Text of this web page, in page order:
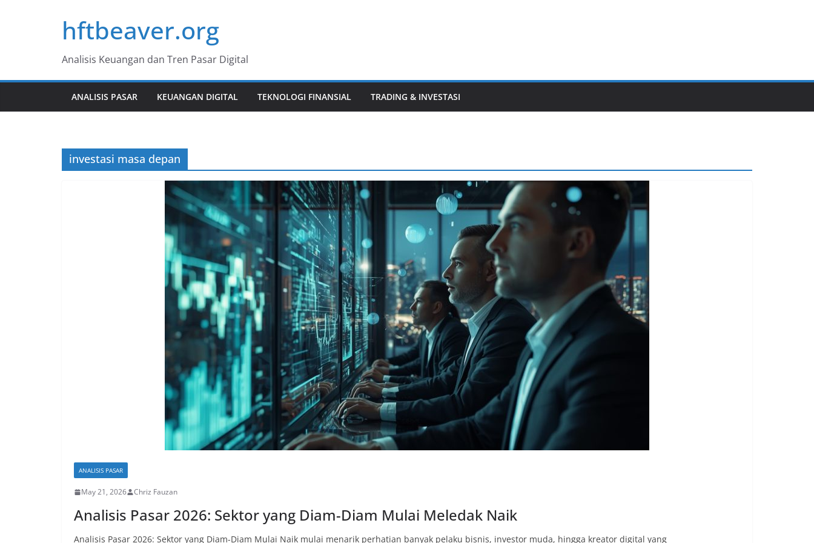
hftbeaver.org
Analisis Keuangan dan Tren Pasar Digital
ANALISIS PASAR KEUANGAN DIGITAL TEKNOLOGI FINANSIAL TRADING & INVESTASI
investasi masa depan
ANALISIS PASAR
May 21, 2026 Chriz Fauzan
Analisis Pasar 2026: Sektor yang Diam-Diam Mulai Meledak Naik
Analisis Pasar 2026: Sektor yang Diam-Diam Mulai Naik mulai menarik perhatian banyak pelaku bisnis, investor muda, hingga kreator digital yang